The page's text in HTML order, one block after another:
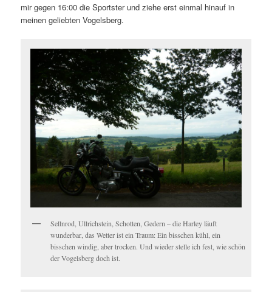
mir gegen 16:00 die Sportster und ziehe erst einmal hinauf in
meinen geliebten Vogelsberg.
Sellnrod, Ullrichstein, Schotten, Gedern – die Harley läuft
wunderbar, das Wetter ist ein Traum: Ein bisschen kühl, ein
bisschen windig, aber trocken. Und wieder stelle ich fest, wie schön
der Vogelsberg doch ist.